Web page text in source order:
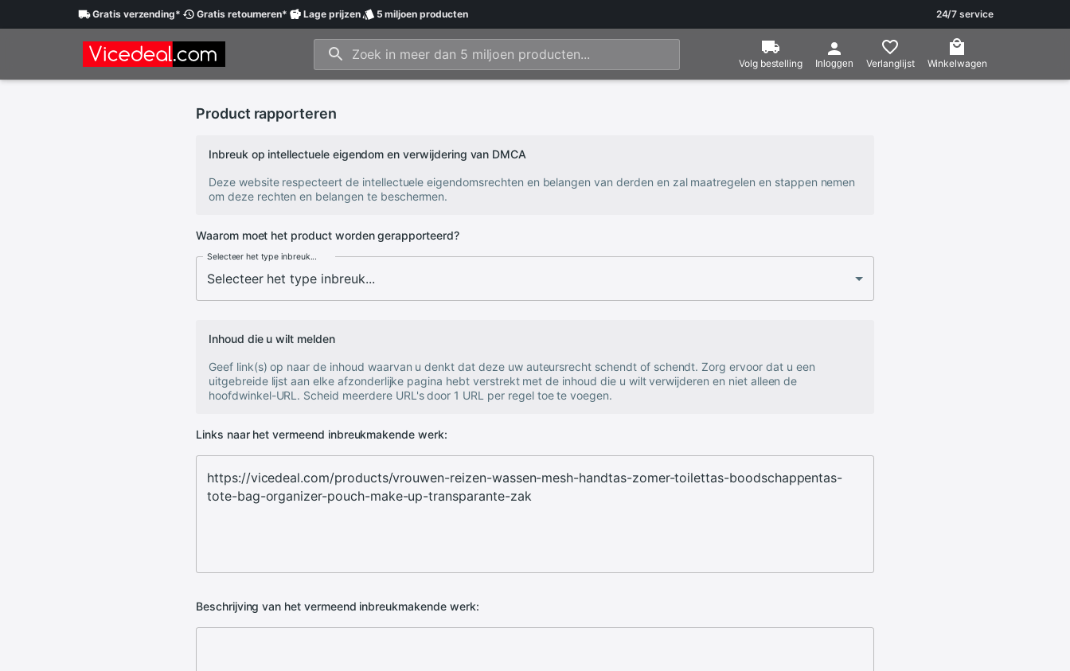
Gratisverzending* Gratisretourneren* Lageprijzen 5 miljoen producten 24/7 service
Volg bestelling Inloggen Verlanglijst Winkelwagen
Product rapporteren
Inbreuk op intellectuele eigendom en verwijdering van DMCA
Deze website respecteert de intellectuele eigendomsrechten en belangen van derden en zal maatregelen en stappen nemen
om deze rechten en belangen te beschermen.
Waarom moet het product worden gerapporteerd?
Selecteer het type inbreuk...
Inhoud die u wilt melden
Geef link(s) op naar de inhoud waarvan u denkt dat deze uw auteursrecht schendt of schendt. Zorg ervoor dat u een
uitgebreide lijst aan elke afzonderlijke pagina hebt verstrekt met de inhoud die u wilt verwijderen en niet alleen de
hoofdwinkel-URL. Scheid meerdere URL's door 1 URL per regel toe te voegen.
Links naar het vermeend inbreukmakende werk:
Beschrijving van het vermeend inbreukmakende werk: